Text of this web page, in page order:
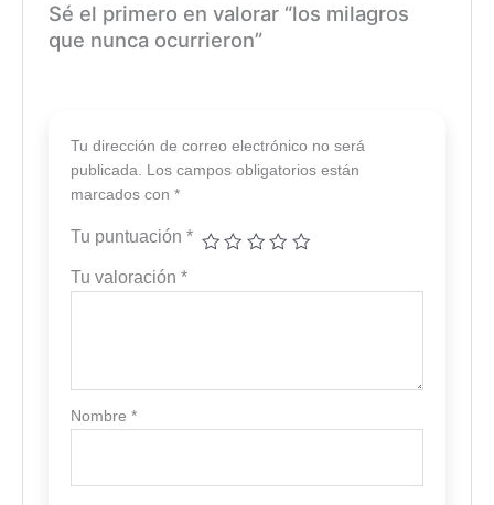
Sé el primero en valorar “los milagros
que nunca ocurrieron”
Tu dirección de correo electrónico no será
publicada.
Los campos obligatorios están
marcados con *
Tu puntuación *
Tu valoración *
Nombre *